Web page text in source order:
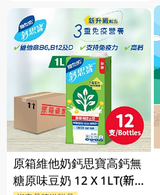
原箱維他奶鈣思寶高鈣無
糖原味豆奶 12 X 1LT(新